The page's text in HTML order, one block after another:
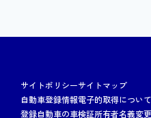
サイトポリシーサイトマップ
自動車登録情報電子的取得について
登録自動車の車検証所有者名義変